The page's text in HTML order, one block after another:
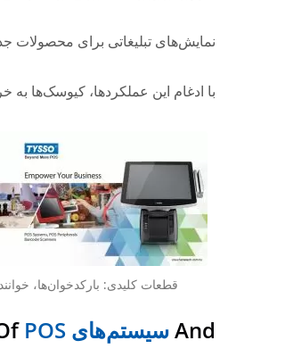
نمایش‌های تبلیغاتی برای محصولات
با ادغام این عملکردها، کیوسک‌ها
قطعات کلیدی: بارکدخوان‌ها،
سیستم‌های POSAnd